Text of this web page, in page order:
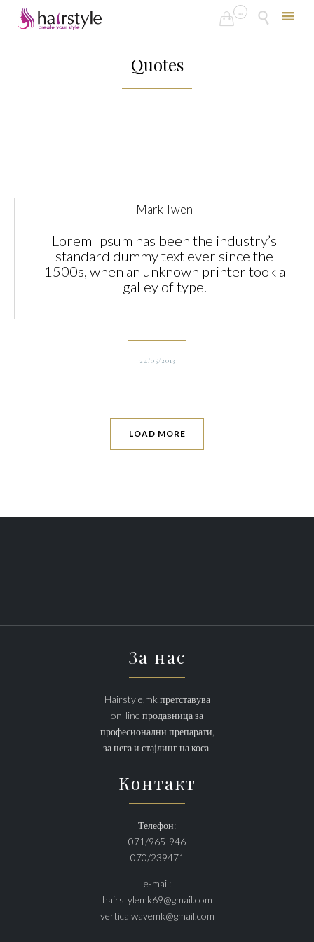
 ...

to
Quotes
Mark Twen
Lorem Ipsum has been the industry’s
standard dummy text ever since the
1500s, when an unknown printer took a
galley of type.
24/05/2013
LOAD MORE
За нас
Hairstyle.mk претставува
on-line продавница за
професионални препарати,
за нега и стајлинг на коса.
Контакт
Телефон:
071/965-946
070/239471
e-mail:
hairstylemk69@gmail.com
verticalwavemk@gmail.com